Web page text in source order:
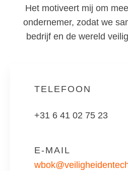
Het motiveert mij om
ondernemer, zodat we
bedrijf en de wereld
TELEFOON
+31 6 41 02 75 23
E-MAIL